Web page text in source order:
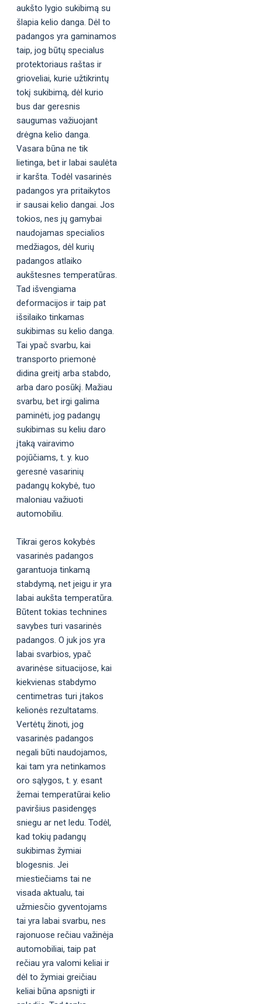
aukšto lygio sukibimą su
šlapia kelio danga. Dėl to
padangos yra gaminamos
taip, jog būtų specialus
protektoriaus raštas ir
grioveliai, kurie užtikrintų
tokį sukibimą, dėl kurio
bus dar geresnis
saugumas važiuojant
drėgna kelio danga.
Vasara būna ne tik
lietinga, bet ir labai saulėta
ir karšta. Todėl vasarinės
padangos yra pritaikytos
ir sausai kelio dangai. Jos
tokios, nes jų gamybai
naudojamas specialios
medžiagos, dėl kurių
padangos atlaiko
aukštesnes temperatūras.
Tad išvengiama
deformacijos ir taip pat
išsilaiko tinkamas
sukibimas su kelio danga.
Tai ypač svarbu, kai
transporto priemonė
didina greitį arba stabdo,
arba daro posūkį. Mažiau
svarbu, bet irgi galima
paminėti, jog padangų
sukibimas su keliu daro
įtaką vairavimo
pojūčiams, t. y. kuo
geresnė vasarinių
padangų kokybė, tuo
maloniau važiuoti
automobiliu.
Tikrai geros kokybės
vasarinės padangos
garantuoja tinkamą
stabdymą, net jeigu ir yra
labai aukšta temperatūra.
Būtent tokias technines
savybes turi vasarinės
padangos. O juk jos yra
labai svarbios, ypač
avarinėse situacijose, kai
kiekvienas stabdymo
centimetras turi įtakos
kelionės rezultatams.
Vertėtų žinoti, jog
vasarinės padangos
negali būti naudojamos,
kai tam yra netinkamos
oro sąlygos, t. y. esant
žemai temperatūrai kelio
paviršius pasidengęs
sniegu ar net ledu. Todėl,
kad tokių padangų
sukibimas žymiai
blogesnis. Jei
miestiečiams tai ne
visada aktualu, tai
užmiesčio gyventojams
tai yra labai svarbu, nes
rajonuose rečiau važinėja
automobiliai, taip pat
rečiau yra valomi keliai ir
dėl to žymiai greičiau
keliai būna apsnigti ir